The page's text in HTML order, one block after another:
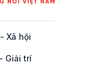
Xã hội
Giải trí